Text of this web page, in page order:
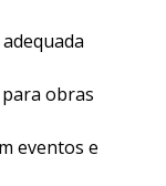
obras
eventos e